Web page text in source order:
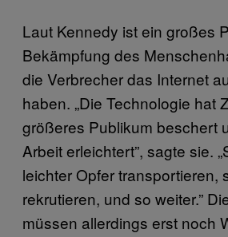
Laut Kennedy ist ein großes
Bekämpfung des
die Verbrecher das Internet
haben. „Die Technologie hat
größeres Publikum beschert
Arbeit erleichtert”, sagte sie.
leichter Opfer transportieren,
rekrutieren, und so weiter.”
müssen allerdings erst noch